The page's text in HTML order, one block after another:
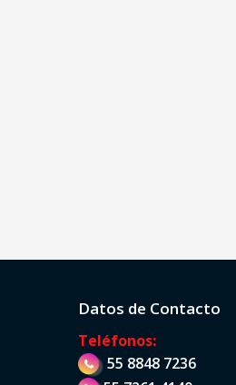
Datos de Contacto
Teléfonos:
55 8848 7236